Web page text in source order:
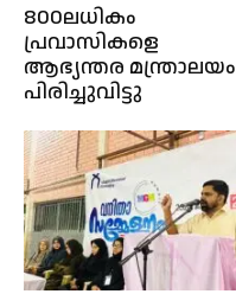
800ലധികം
പ്രവാസികളെ
ആഭ്യന്തര മന്ത്രാലയം
പിരിച്ചുവിട്ടു